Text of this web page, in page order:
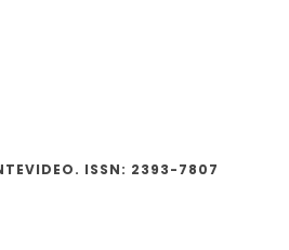
ISSN: 2393-7807